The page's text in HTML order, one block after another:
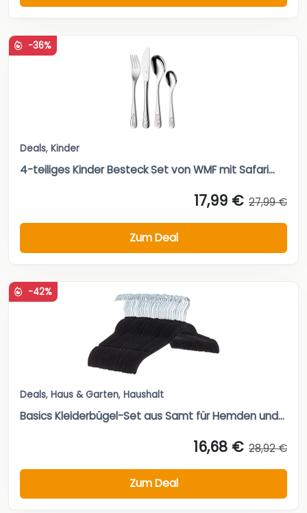
-36%
Deals, Kinder
4-teiliges Kinder Besteck Set von WMF mit Safari...
17,99 € 27,99 €
Zum Deal
-42%
Deals, Haus & Garten, Haushalt
Basics Kleiderbügel-Set aus Samt für Hemden und...
16,68 € 28,92 €
Zum Deal